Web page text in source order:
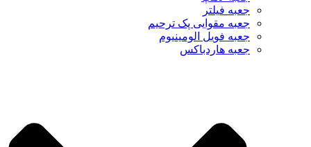
جعبه فیلتر
جعبه مقوایی پک ترحیم
جعبه فویل الومینیوم
جعبه هاردباکس